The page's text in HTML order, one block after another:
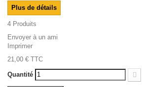
Plus de détails
4 Produits
Envoyer à un ami
Imprimer
21,00 € TTC
Quantité